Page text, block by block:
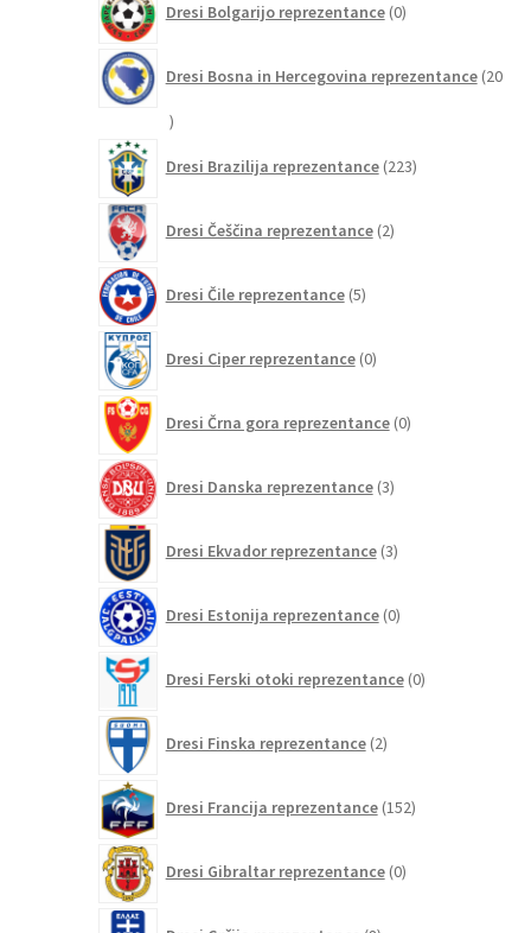
Dresi Bolgarijo reprezentance 0izdelkov
Dresi Bosna in Hercegovina reprezentance 20
20
Dresi Brazilija reprezentance 223izdelkov
Dresi Češčina reprezentance 2izdelka
Dresi Čile reprezentance 5izdelkov
Dresi Ciper reprezentance 0izdelkov
Dresi Črna gora reprezentance 0izdelkov
Dresi Danska reprezentance 3izdelki
Dresi Ekvador reprezentance 3izdelki
Dresi Estonija reprezentance 0izdelkov
Dresi Ferski otoki reprezentance 0izdelkov
Dresi Finska reprezentance 2izdelka
Dresi Francija reprezentance 152izdelkov
Dresi Gibraltar reprezentance 0izdelkov